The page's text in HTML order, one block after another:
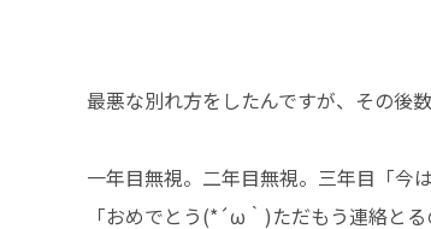
最悪な別れ方をしたんですが、その後
一年目無視。二年目無視。三年目「今
「おめでとう(*´ω｀)ただもう連絡と